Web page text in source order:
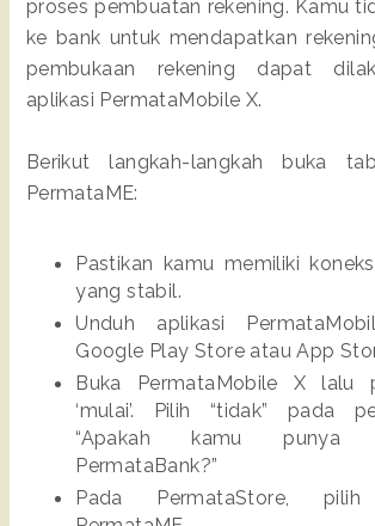
proses pembuatan rekening. Kamu
ke bank untuk mendapatkan
pembukaan rekening dapat
aplikasi PermataMobile X.
Berikut langkah-langkah buka
PermataME:
Pastikan kamu memiliki
yang stabil.
Unduh aplikasi
Google Play Store atau App
Buka PermataMobile X lalu
‘mulai’. Pilih “tidak” pada
“Apakah kamu punya
PermataBank?”
Pada PermataStore,